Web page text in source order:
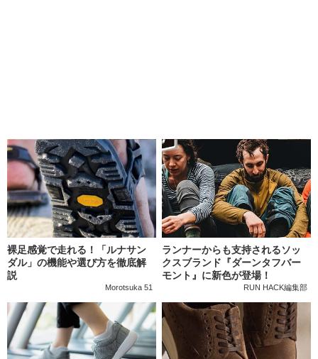
裸足感覚で走れる！「ルナサン
ダル」の機能や選び方を徹底解
説
Morotsuka 51
ランナーからも支持されるソッ
クスブランド『ダーンタフバー
モント』に新色が登場！
RUN HACK編集部